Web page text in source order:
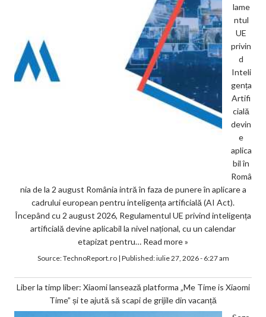
lame
ntul
UE
privin
d
Inteli
gența
Artifi
cială
devin
e
aplica
bil în
Româ
nia de la 2 august România intră în faza de punere în aplicare a
cadrului european pentru inteligența artificială (AI Act).
Începând cu 2 august 2026, Regulamentul UE privind inteligența
artificială devine aplicabil la nivel național, cu un calendar
etapizat pentru… Read more »
Source:TechnoReport.ro| Published:iulie 27, 2026 - 6:27 am
Liber la timp liber: Xiaomi lansează platforma „Me Time is Xiaomi
Time” și te ajută să scapi de grijile din vacanță